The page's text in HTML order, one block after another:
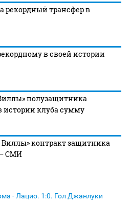
рекордный трансфер в
в своей истории
полузащитника
истории клуба сумму
контракт защитника
СМИ
- Лацио. 1:0. Гол Джанлуки